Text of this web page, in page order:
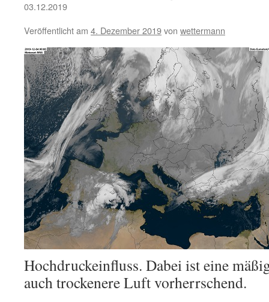
03.12.2019
Veröffentlicht am 4. Dezember 2019von wettermann
Hochdruckeinfluss. Dabei ist eine
auch trockenere Luft vorherrschend.